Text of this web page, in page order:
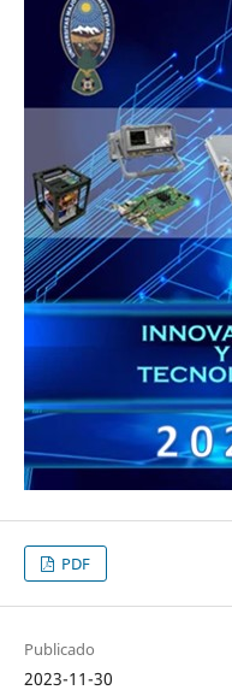
PDF
Publicado
2023-11-30